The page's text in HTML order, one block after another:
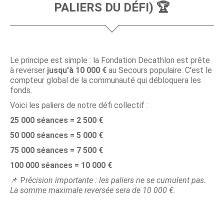
PALIERS DU DÉFI) 🏆
Le principe est simple : la Fondation Decathlon est prête
à reverser jusqu'à 10 000 € au Secours populaire. C'est le
compteur global de la communauté qui débloquera les
fonds.
Voici les paliers de notre défi collectif :
25 000 séances = 2 500 €
50 000 séances = 5 000 €
75 000 séances = 7 500 €
100 000 séances = 10 000 €
📌 Précision importante : les paliers ne se cumulent pas.
La somme maximale reversée sera de 10 000 €.